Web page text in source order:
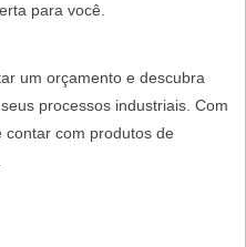
para você.
um orçamento e descubra
processos industriais. Com
contar com produtos de